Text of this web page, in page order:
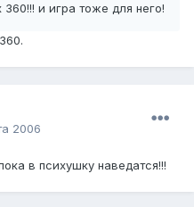
и игра тоже для него!
2006
в психушку наведатся!!!